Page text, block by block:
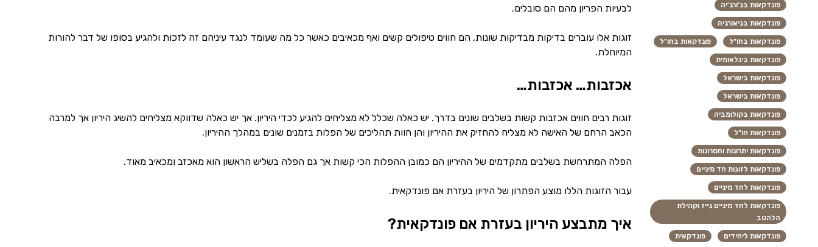
לבעיות הפריון מהם הם סובלים.
זוגות אלו עוברים בדיקות מבדיקות שונות, הם חווים טיפולים קשים ואף מכאיבים כאשר כל מה שעומד לנגד עיניהם זה לזכות ולהגיע בסופו של דבר להורות
המיוחלת.
אכזבות… אכזבות…
זוגות רבים חווים אכזבות קשות בשלבים שונים בדרך. יש כאלה שכלל לא מצליחים להגיע לכדי היריון. אך יש כאלה שדווקא מצליחים להשיג היריון אך למרבה
הכאב הרחם של האישה לא מצליח להחזיק את ההיריון והן חוות תהליכים של הפלות בזמנים שונים במהלך ההיריון.
הפלה המתרחשת בשלבים מתקדמים של ההיריון הם כמובן ההפלות הכי קשות אך גם הפלה בשליש הראשון הוא מאכזב ומכאיב מאוד.
עבור הזוגות הללו מוצע הפתרון של היריון בעזרת אם פונדקאית.
איך מתבצע היריון בעזרת אם פונדקאית?
פונדקאות בג'ורג'יה
פונדקאות בגיאורגיה
פונדקאות בחו"ל פונדקאות בחו"ל
פונדקאות בינלאומית
פונדקאות בישראל
פונדקאות בישראל
פונדקאות בקולומביה
פונדקאות חו"ל
פונדקאות יתרונות וחסרונות
פונדקאות לזוגות חד מיניים
פונדקאות לחד מיניים
פונדקאות לחד מיניים גייז וקהילת
הלהטב
פונדקאות ליחידים פונדקאית